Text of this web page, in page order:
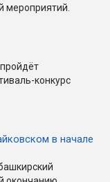
мероприятий.
конкурс
в начале